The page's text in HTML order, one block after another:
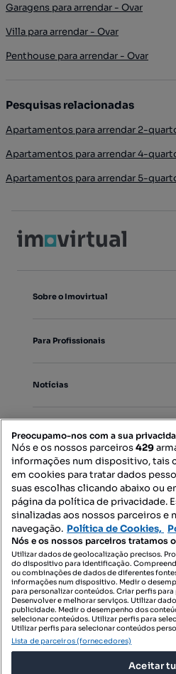
Garagens para arrendar - Ovar
Villa para arrendar - Ovar
Penthouse para arrendar - Ovar
Pesquisas relacionadas
Apartamentos para arrendar 2-
Apartamentos para arrendar 4-
Apartamentos para arrendar 5-
Sobre o Imovirtual
Para Profissionais
Notícias
Mapa do Site
Contacte-nos
SIGA-
Preocupamo-nos com a sua
Nós e os nossos parceiros429
informações num dispositivo, tais
em cookies para tratar dados
suas escolhas clicando abaixo ou
página da política de privacidade.
sinalizadas aos nossos parceiros e
navegação. Política de Cookies,
Nós e os nossos parceiros tratamos
Utilizar dados de geolocalização precisos.
do dispositivo para identificação.
ou combinações de dados de diferentes
informações num dispositivo. Medir o
para personalizar conteúdos. Criar perfis
Desenvolver e melhorar serviços. Utilizar
publicidade. Medir o desempenho dos
selecionar conteúdos. Utilizar perfis para
Utilizar perfis para selecionar conteúdos
Lista de parceiros (fornecedores)
Aceitar